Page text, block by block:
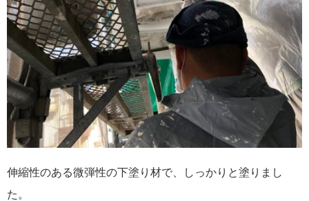
伸縮性のある微弾性の下塗り材で、しっかりと塗りまし
た。